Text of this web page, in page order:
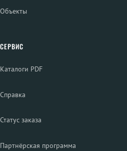
Объекты
СЕРВИС
Каталоги PDF
Справка
Статус заказа
Партнёрская программа